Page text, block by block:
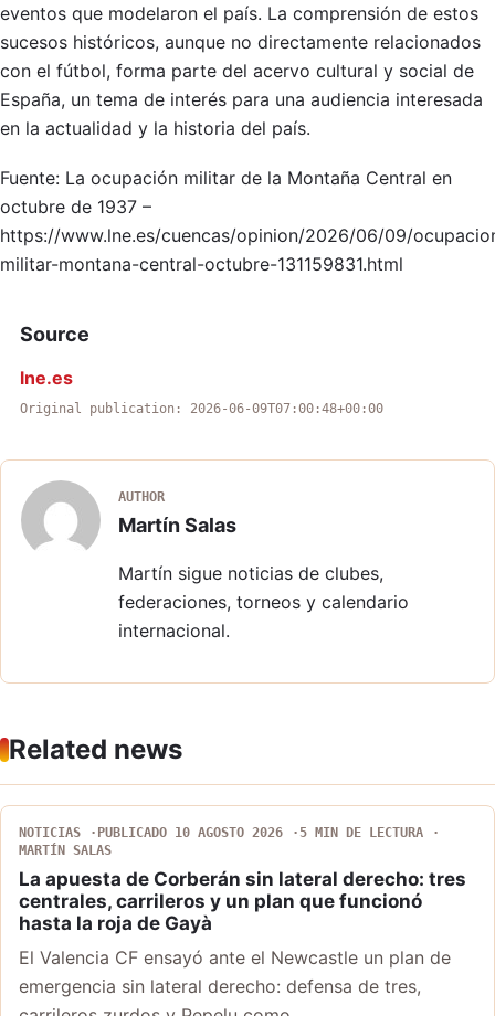
eventos que modelaron el país. La comprensión de estos
sucesos históricos, aunque no directamente relacionados
con el fútbol, forma parte del acervo cultural y social de
España, un tema de interés para una audiencia interesada
en la actualidad y la historia del país.
Fuente: La ocupación militar de la Montaña Central en
octubre de 1937 –
https://www.lne.es/cuencas/opinion/2026/06/09/
militar-montana-central-octubre-131159831.html
Source
lne.es
Original publication: 2026-06-09T07:00:48+00:00
AUTHOR
Martín Salas
Martín sigue noticias de clubes,
federaciones, torneos y calendario
internacional.
Related news
NOTICIAS PUBLICADO 10 AGOSTO 2026
5 MIN DE LECTURA
MARTÍN SALAS
La apuesta de Corberán sin lateral derecho: tres
centrales, carrileros y un plan que funcionó
hasta la roja de Gayà
El Valencia CF ensayó ante el Newcastle un plan de
emergencia sin lateral derecho: defensa de tres,